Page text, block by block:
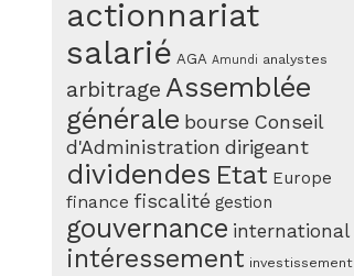
actionnariat
salarié AGA Amundi analystes
arbitrage Assemblée
générale bourse Conseil
d'Administration dirigeant
dividendes Etat Europe
finance fiscalité gestion
gouvernance international
intéressement investissement